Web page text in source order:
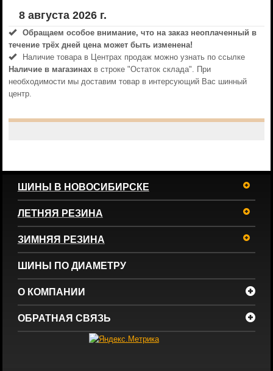
8 августа 2026 г.
Обращаем особое внимание, что на заказ неоплаченный в
течениe трёх дней цена может быть изменена!
Наличие товара в Центрах продаж можно узнать по ссылке
Наличие в магазинахв строке "Остаток склада". При
необходимости мы доставим товар в интерсующий Вас шинный
центр.
ШИНЫ В НОВОСИБИРСКЕ
ЛЕТНЯЯ РЕЗИНА
ЗИМНЯЯ РЕЗИНА
ШИНЫ ПО ДИАМЕТРУ
О КОМПАНИИ
ОБРАТНАЯ СВЯЗЬ